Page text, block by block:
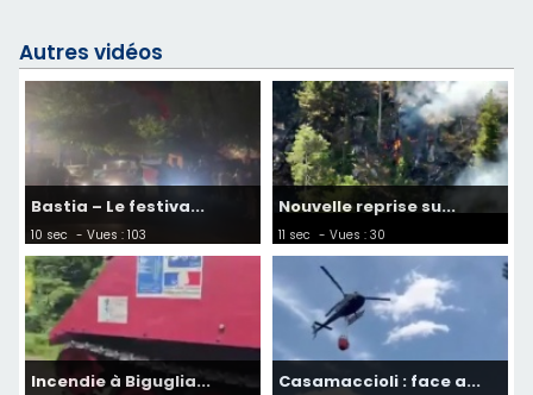
Autres vidéos
Bastia – Le festiva...
10 sec - Vues : 103
Nouvelle reprise su...
11 sec - Vues : 30
Incendie à Biguglia... Casamaccioli : face a...